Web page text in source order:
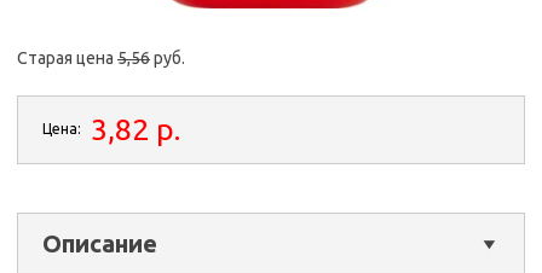
Старая цена 5,56руб.
Цена: 3,82 p.
Описание